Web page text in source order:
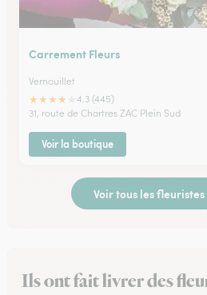
Carrement Fleurs
Vernouillet
★★★★
4.3 (445)
31, route de Chartres ZAC Plein Sud
Voir la boutique
Voir tous les
Ils ont fait livrer des